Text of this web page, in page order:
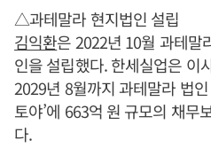
△과테말라 현지법인 설립
김익환은 2022년 10월 과테말
인을 설립했다. 한세실업은 이
2029년 8월까지 과테말라 법
토야’에 663억 원 규모의 채무
다.